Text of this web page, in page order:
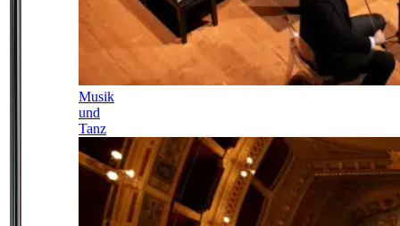
Musik
und
Tanz